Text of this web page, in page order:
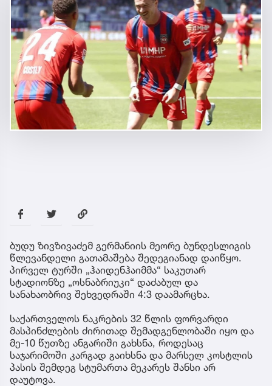
ბუდუ ზივზივაძემ გერმანიის მეორე ბუნდესლიგის
წლევანდელი გათამაშება შედეგიანად დაიწყო.
პირველ ტურში „ჰაიდენჰაიმმა“ საკუთარ
სტადიონზე „ოსნაბრიუკი“ დაძაბულ და
სანახაობრივ შეხვედრაში 4:3 დაამარცხა.
საქართველოს ნაკრების 32 წლის ფორვარდი
მასპინძლების ძირითად შემადგენლობაში იყო და
მე-10 წუთზე ანგარიში გახსნა, როდესაც
საჯარიმოში კარგად გაიხსნა და მარსელ კოსტლის
პასის შემდეგ სტუმართა მეკარეს შანსი არ
დაუტოვა.